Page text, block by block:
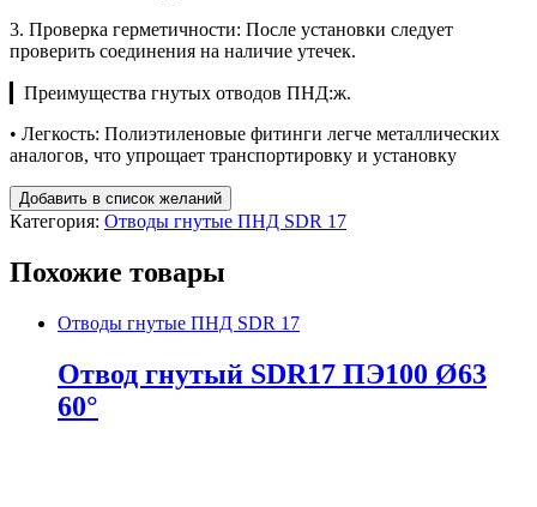
3. Проверка герметичности: После установки следует
проверить соединения на наличие утечек.
▎Преимущества гнутых отводов ПНД:ж.
• Легкость: Полиэтиленовые фитинги легче металлических
аналогов, что упрощает транспортировку и установку
Добавить в список желаний
Категория: Отводы гнутые ПНД SDR 17
Похожие товары
Отводы гнутые ПНД SDR 17
Отвод гнутый SDR17 ПЭ100 Ø63
60°